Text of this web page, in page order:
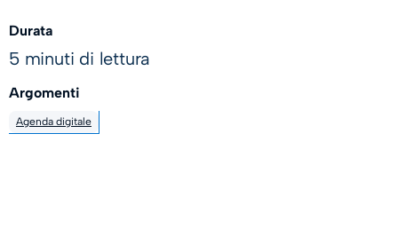
Durata
5 minuti di lettura
Argomenti
Agenda digitale